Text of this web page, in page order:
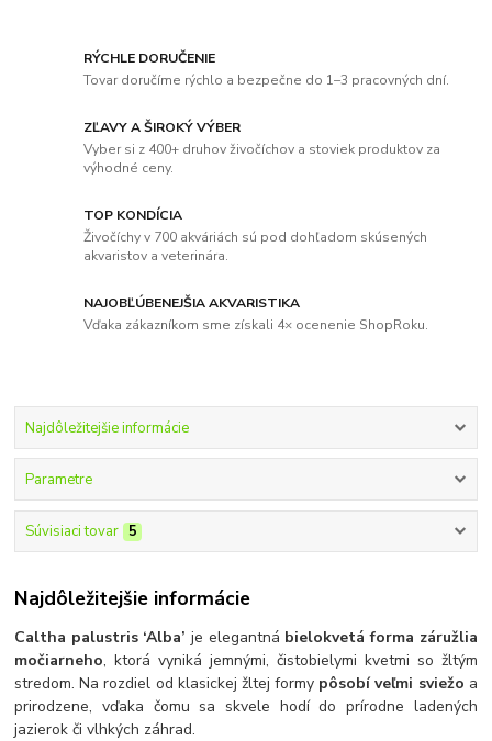
RÝCHLE DORUČENIE
Tovar doručíme rýchlo a bezpečne do 1–3 pracovných dní.
ZĽAVY A ŠIROKÝ VÝBER
Vyber si z 400+ druhov živočíchov a stoviek produktov za
výhodné ceny.
TOP KONDÍCIA
Živočíchy v 700 akváriách sú pod dohľadom skúsených
akvaristov a veterinára.
NAJOBĽÚBENEJŠIA AKVARISTIKA
Vďaka zákazníkom sme získali 4× ocenenie ShopRoku.
Najdôležitejšie informácie
Parametre
Súvisiaci tovar 5
Najdôležitejšie informácie
Caltha palustris ‘Alba’ je elegantná bielokvetá forma záružlia
močiarneho, ktorá vyniká jemnými, čistobielymi kvetmi so žltým
stredom. Na rozdiel od klasickej žltej formy pôsobí veľmi sviežo a
prirodzene, vďaka čomu sa skvele hodí do prírodne ladených
jazierok či vlhkých záhrad.